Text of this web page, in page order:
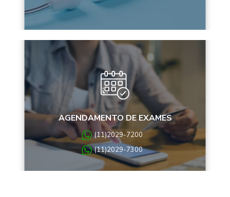
AGENDAMENTO DE EXAMES
(11)2029-7200
(11)2029-7300